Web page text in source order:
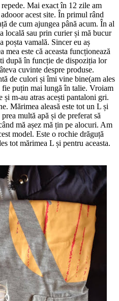
Mai exact în 12 zile am
acest site. În primul rând
de cum ajungea până acum. În al
locală sau prin curier și mă bucur
poșta vamală. Sincer eu aș
mea este că aceasta funcționează
după în funcție de dispoziția lor
cuvinte despre produse.
de culori și îmi vine bine(am ales
puțin mai lungă în talie. Vroiam
și m-au atras acești pantaloni gri.
Mărimea aleasă este tot un L și
multă apă și de preferat să
mă așez mă țin pe alocuri. Am
model. Este o rochie drăguță
tot mărimea L și pentru aceasta.